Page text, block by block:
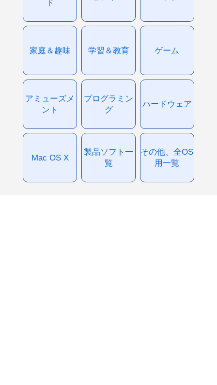
ド
家庭＆趣味 学習＆教育 ゲーム
アミューズメ
ント
プログラミン
グ
ハードウェア
Mac OS X
製品ソフト一
覧
その他、全OS
用一覧